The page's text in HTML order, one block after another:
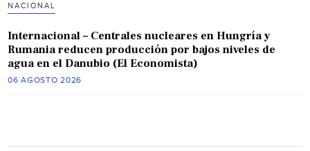
NACIONAL
Internacional – Centrales nucleares en Hungría y
Rumania reducen producción por bajos niveles de
agua en el Danubio (El Economista)
06 AGOSTO 2026